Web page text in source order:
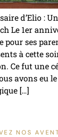
d’Elio :
Le 1er
pour ses
à cette
Ce fut une
avons eu
[…]
NOS